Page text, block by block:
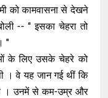
को कामवासना से देखने
-- " इसका चेहरा तो
"
के लिए उसके चेहरे को
वे यह जान गई थीं कि
। उनमें से कम-उम्र और